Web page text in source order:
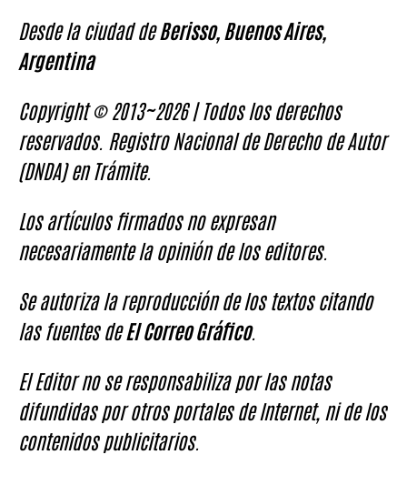
Desde la ciudad deBerisso, Buenos Aires,
Argentina
Copyright © 2013~2026 | Todos los derechos
reservados. Registro Nacional de Derecho de Autor
(DNDA) en Trámite.
Los artículos firmados no expresan
necesariamente la opinión de los editores.
Se autoriza la reproducción de los textos citando
las fuentes deEl Correo Gráfico.
El Editor no se responsabiliza por las notas
difundidas por otros portales de Internet, ni de los
contenidos publicitarios.